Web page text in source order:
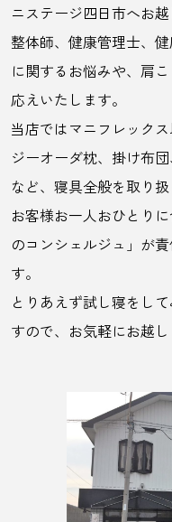
ニステージ四日市へお越
整体師、健康管理士、
に関するお悩みや、肩
応えいたします。
当店ではマニフレック
ジーオーダ枕、掛け布
など、寝具全般を取り扱
お客様お一人おひとり
のコンシェルジュ」が
す。
とりあえず試し寝をし
すので、お気軽にお越し